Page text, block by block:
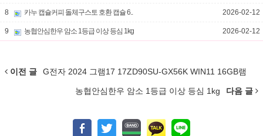
8 카누 캡슐커피 돌체구스토 호환 캡슐 6.. 2026-02-12
9 농협안심한우 암소 1등급 이상 등심 1kg 2026-02-12
이전 글 G전자 2024 그램17 17ZD90SU-GX56K WIN11 16GB램
농협안심한우 암소 1등급 이상 등심 1kg 다음 글